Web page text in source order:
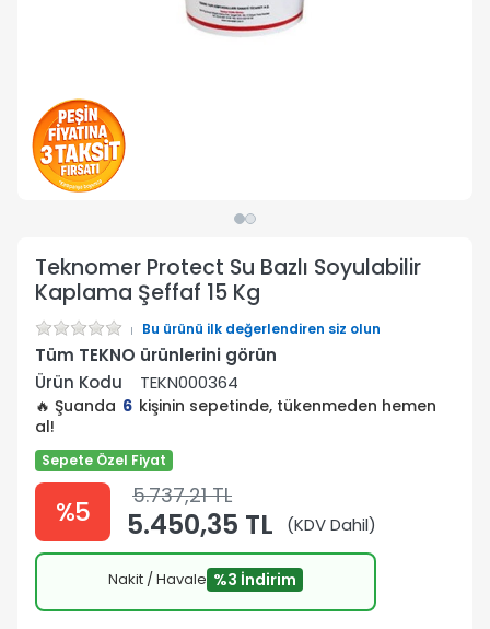
Teknomer Protect Su Bazlı Soyulabilir
Kaplama Şeffaf 15 Kg
Bu ürünü ilk değerlendiren siz olun
Tüm TEKNO ürünlerini görün
Ürün Kodu
TEKN000364
🔥 Şuanda 6 kişinin sepetinde, tükenmeden hemen
al!
Sepete Özel Fiyat
%5 5.737,21 TL
5.450,35 TL (KDV Dahil)
Nakit / Havale %3 İndirim